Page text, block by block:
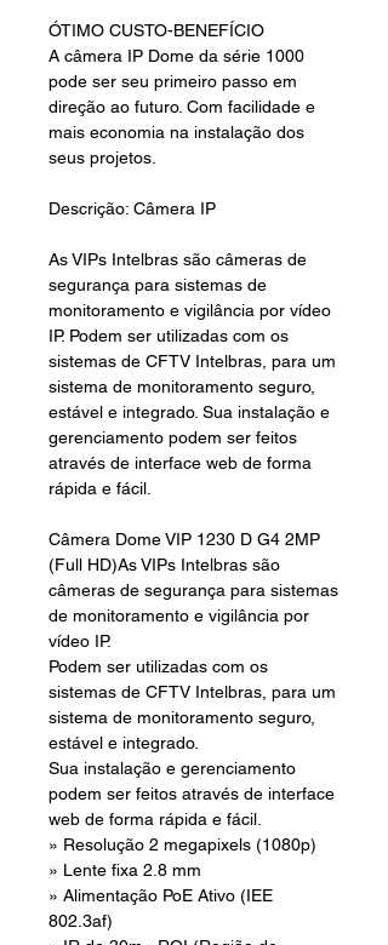
ÓTIMO CUSTO-BENEFÍCIO
A câmera IP Dome da série 1000
pode ser seu primeiro passo em
direção ao futuro. Com facilidade e
mais economia na instalação dos
seus projetos.
Descrição: Câmera IP
As VIPs Intelbras são câmeras de
segurança para sistemas de
monitoramento e vigilância por vídeo
IP. Podem ser utilizadas com os
sistemas de CFTV Intelbras, para um
sistema de monitoramento seguro,
estável e integrado. Sua instalação e
gerenciamento podem ser feitos
através de interface web de forma
rápida e fácil.
Câmera Dome VIP 1230 D G4 2MP
(Full HD)As VIPs Intelbras são
câmeras de segurança para sistemas
de monitoramento e vigilância por
vídeo IP.
Podem ser utilizadas com os
sistemas de CFTV Intelbras, para um
sistema de monitoramento seguro,
estável e integrado.
Sua instalação e gerenciamento
podem ser feitos através de interface
web de forma rápida e fácil.
» Resolução 2 megapixels (1080p)
» Lente fixa 2.8 mm
» Alimentação PoE Ativo (IEE
802.3af)